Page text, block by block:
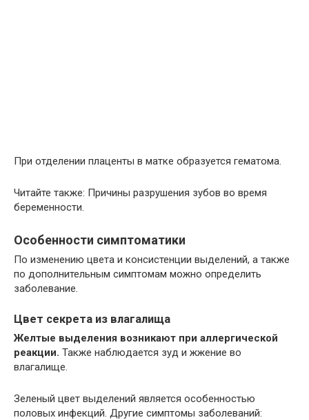
При отделении плаценты в матке образуется гематома.
Читайте также: Причины разрушения зубов во время
беременности.
Особенности симптоматики
По изменению цвета и консистенции выделений, а также
по дополнительным симптомам можно определить
заболевание.
Цвет секрета из влагалища
Желтые выделения возникают при аллергической
реакции. Также наблюдается зуд и жжение во
влагалище.
Зеленый цвет выделений является особенностью
половых инфекций. Другие симптомы заболеваний: